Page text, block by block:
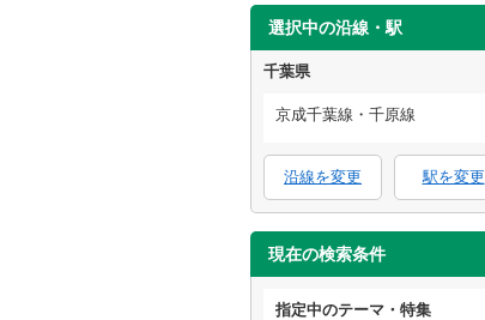
選択中の沿線・駅
千葉県
京成千葉線・千原線
沿線を変更 駅を変更
現在の検索条件
指定中のテーマ・特集